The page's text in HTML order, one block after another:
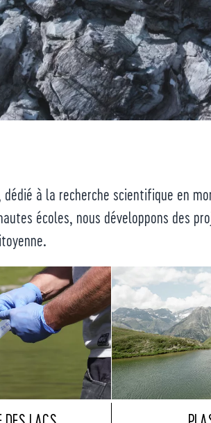
à la recherche scientifique en
écoles, nous développons des